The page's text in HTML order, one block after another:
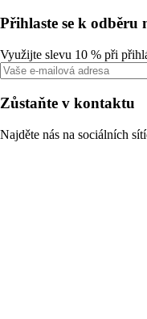
Přihlaste se k odběru
Využijte slevu 10 % při
Zůstaňte v kontaktu
Najděte nás na sociálních